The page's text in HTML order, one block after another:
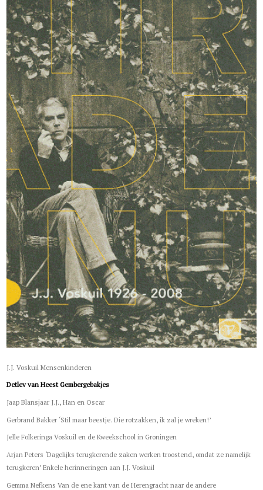
J.J. Voskuil Mensenkinderen
Detlev van Heest Gembergebakjes
Jaap Blansjaar J.J., Han en Oscar
Gerbrand Bakker ‘Stil maar beestje. Die rotzakken, ik zal je wreken!’
Jelle Folkeringa Voskuil en de Kweekschool in Groningen
Arjan Peters ‘Dagelijks terugkerende zaken werken troostend, omdat ze namelijk
terugkeren’ Enkele herinneringen aan J.J. Voskuil
Gemma Nefkens Van de ene kant van de Herengracht naar de andere